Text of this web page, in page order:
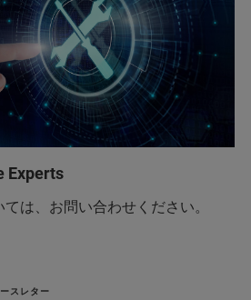
Experts
は、お問い合わせください。
スレター